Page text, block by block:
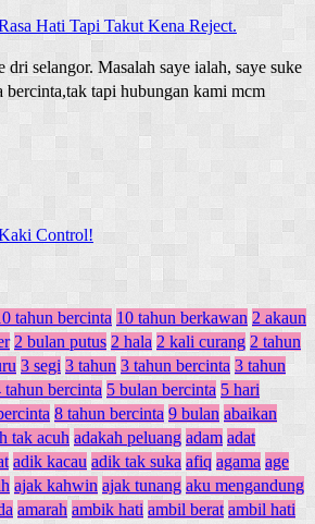
Hati Tapi Takut Kena Reject.
dri selangor. Masalah saye ialah, saye suke
bercinta,tak tapi hubungan kami mcm
Control!
tahun bercinta 10 tahun berkawan 2 akaun
2 bulan putus 2 hala 2 kali curang 2 tahun
3 segi 3 tahun 3 tahun bercinta 3 tahun
tahun bercinta 5 bulan bercinta 5 hari
8 tahun bercinta 9 bulan abaikan
tak acuh adakah peluang adam adat
adik kacau adik tak suka afiq agama age
ajak kahwin ajak tunang aku mengandung
amarah ambik hati ambil berat ambil hati